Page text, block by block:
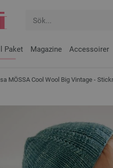
Paket Magazine Accessoirer
MÖSSA Cool Wool Big Vintage -